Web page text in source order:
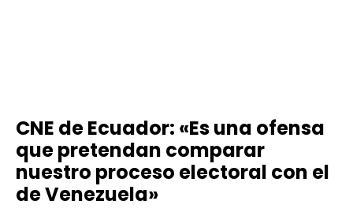
CNE de Ecuador: «Es una ofensa
que pretendan comparar
nuestro proceso electoral con el
de Venezuela»